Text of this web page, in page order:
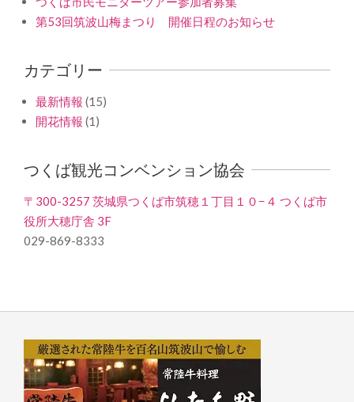
第53回筑波山梅まつり 開催日程のお知らせ
カテゴリー
最新情報 (15)
開花情報 (1)
つくば観光コンベンション協会
〒300-3257 茨城県つくば市筑穂１丁目１０−４ つくば市
役所大穂庁舎 3F
029-869-8333